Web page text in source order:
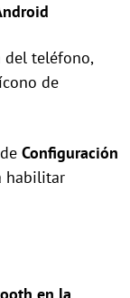
del teléfono,
de
Configuración
habilitar